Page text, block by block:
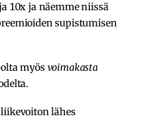
10x ja näemme niissä
supistumisen
myös voimakasta
lähes